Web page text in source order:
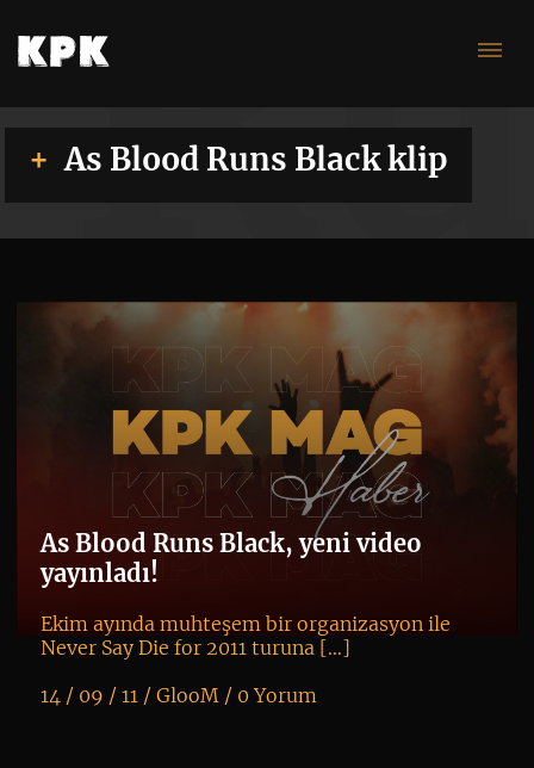
As Blood Runs Black klip
As Blood Runs Black, yeni video
yayınladı!
Ekim ayında muhteşem bir organizasyon ile
Never Say Die for 2011 turuna […]
14 / 09 / 11 / GlooM/ 0 Yorum